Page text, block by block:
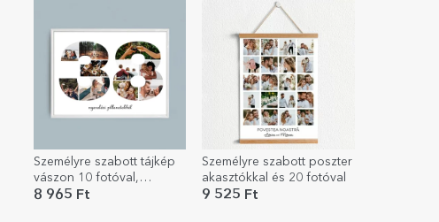
Személyre szabott tájkép
vászon 10 fotóval,
modellszám 38 és
8 965 Ft
Személyre szabott poszter
akasztókkal és 20 fotóval
9 525 Ft